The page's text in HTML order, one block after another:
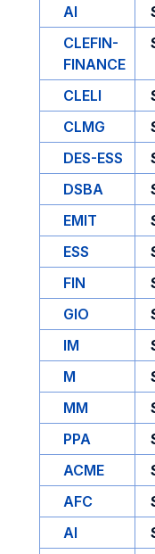
AI
CLEFIN-
FINANCE
CLELI
CLMG
DES-ESS
DSBA
EMIT
ESS
FIN
GIO
IM
M
MM
PPA
ACME
AFC
AI